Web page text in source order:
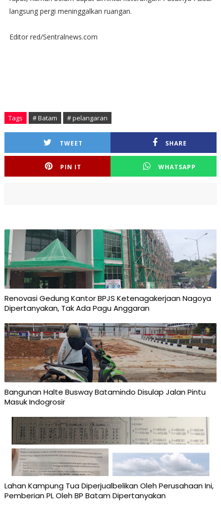
langsung pergi meninggalkan ruangan.
Editor red/Sentralnews.com
Tags # Batam # pelangaran
TWEET SHARE
PIN IT WHATSAPP
Renovasi Gedung Kantor BPJS Ketenagakerjaan Nagoya
Dipertanyakan, Tak Ada Pagu Anggaran
Bangunan Halte Busway Batamindo Disulap Jalan Pintu
Masuk Indogrosir
Lahan Kampung Tua Diperjualbelikan Oleh Perusahaan Ini,
Pemberian PL Oleh BP Batam Dipertanyakan